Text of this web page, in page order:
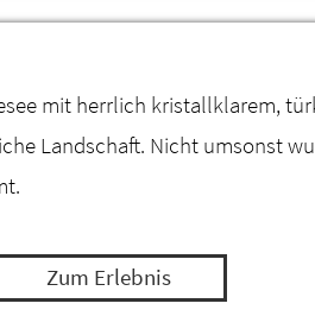
mit herrlich kristallklarem,
Landschaft. Nicht umsonst
Zum Erlebnis